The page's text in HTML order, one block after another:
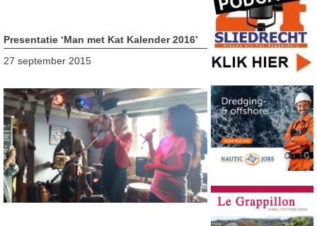
Presentatie ‘Man met Kat Kalender 2016’
27 september 2015